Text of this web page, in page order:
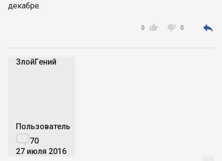
декабре.

0  0 
ЗлойГений
Пользователь
70
27 июля 2016